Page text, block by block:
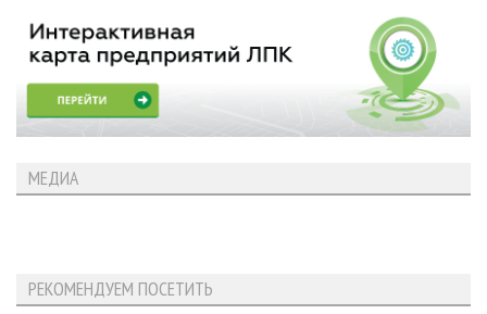
МЕДИА
РЕКОМЕНДУЕМ ПОСЕТИТЬ